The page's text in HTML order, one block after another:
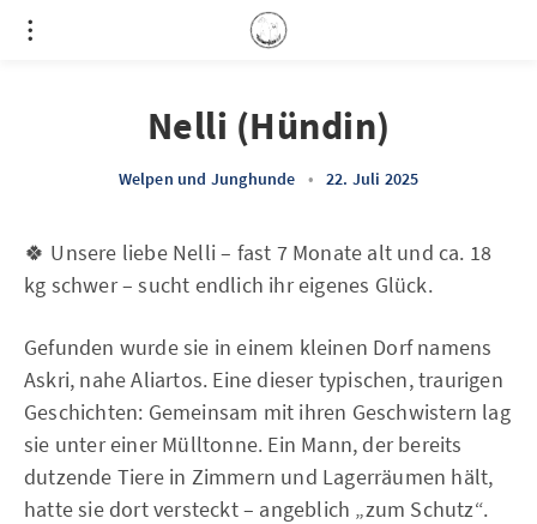
Nelli (Hündin)
Welpen und Junghunde • 22. Juli 2025
🍀 Unsere liebe Nelli – fast 7 Monate alt und ca. 18
kg schwer – sucht endlich ihr eigenes Glück.
Gefunden wurde sie in einem kleinen Dorf namens
Askri, nahe Aliartos. Eine dieser typischen, traurigen
Geschichten: Gemeinsam mit ihren Geschwistern lag
sie unter einer Mülltonne. Ein Mann, der bereits
dutzende Tiere in Zimmern und Lagerräumen hält,
hatte sie dort versteckt – angeblich „zum Schutz“.